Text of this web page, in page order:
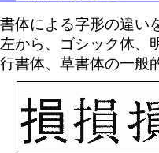
書体による字形の違い
左から、ゴシック体、
行書体、草書体の一般